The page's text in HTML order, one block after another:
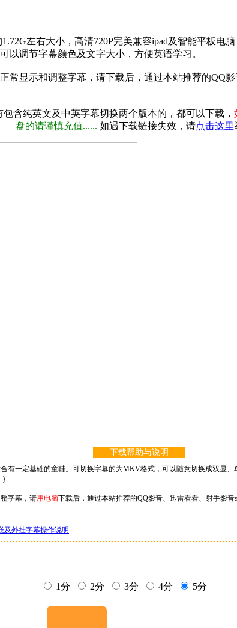
左右大小，高清720P完美兼容ipad及智能平板
以调节字幕颜色及文字大小，方便英语学习。
常显示和调整字幕，请下载后，通过本站推荐的QQ
含纯英文及中英字幕切换两个版本的，都可以下载，
盘的请谨慎充值...... 如遇下载链接失效，请点击这里
下载帮助与说明
有一定基础的童鞋。可切换字幕的为MKV格式，可以随意切换成双显
}
字幕，请用电脑下载后，通过本站推荐的QQ影音、迅雷看看、射手影
及外挂字幕操作说明
1分 2分 3分 4分 5分